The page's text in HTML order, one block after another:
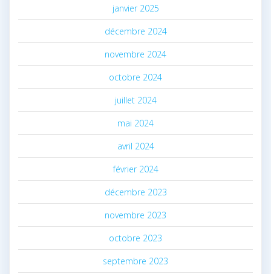
janvier 2025
décembre 2024
novembre 2024
octobre 2024
juillet 2024
mai 2024
avril 2024
février 2024
décembre 2023
novembre 2023
octobre 2023
septembre 2023